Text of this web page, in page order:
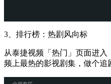
3、排行榜：热剧风向标
从泰捷视频「热门」页面进
频上最热的影视剧集，做个追